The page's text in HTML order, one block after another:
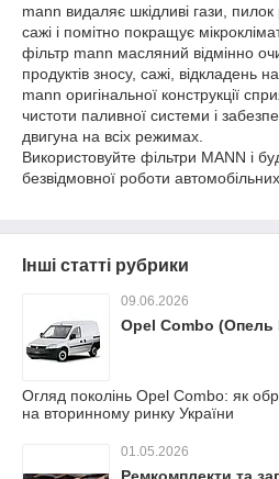
mann видаляє шкідливі гази,
сажі і помітно покращує
фільтр mann масляний відмінно
продуктів зносу, сажі, відкладень
mann оригінальної конструкції
чистоти паливної системи і
двигуна на всіх режимах.
Використовуйте фільтри MANN і
безвідмовної роботи автомобільних
Інші статті рубрики
09.06.2026
Opel Combo (Опель
Огляд поколінь Opel Combo: як
на вторинному ринку України
01.05.2026